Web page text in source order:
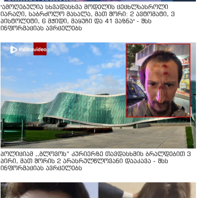
"ამოღებულია სხვადასხვა მოდელის ცეცხლსასროლი
იარაღი, საბრძოლო მასალა, მათ შორი: 2 ავტომატი, 3
პისტოლეტი, 6 მჭიდი, მაყუჩი და 41 ვაზნა" - შსს
ინფორმაციას ავრცელებს
პოლიციამ ,,გლოვოს” კურიერზე თავდასხმის ბრალდებით 3
პირი, მათ შორის 2 არასრულწლოვანი დააკავა - შსს
ინფორმაციას ავრცელებს